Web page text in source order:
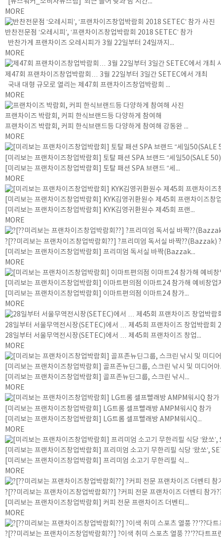
MORE
반찬전문점 ‘오레시피’, ‘프랜차이즈창업박람회 2018 SETEC’ 참가
반찬가게 프랜차이즈 오레시피가 3월 22일부터 24일까지...
MORE
제47회 프랜차이즈창업박람회… 3월 22일부터 3일간 SETEC에서 개최
국내 대형 규모로 열리는 제47회 프랜차이즈창업박람회 ...
MORE
프랜차이즈 박람회, 커피 한식브랜드등 다양하게 참여해
프랜차이즈 박람회, 커피 한식브랜드등 다양하게 참여해 강동완 ...
MORE
[미리보는 프랜차이즈창업박람회] 토탈 패션 SPA 브랜드 “세일50(SALE
[미리보는 프랜차이즈창업박람회] 토탈 패션 SPA 브랜드 “세...
MORE
[미리보는 프랜차이즈창업박람회] KYK김영귀환원수 제45회 프랜차이즈창
[미리보는 프랜차이즈창업박람회] KYK김영귀환원수 제45회 프랜...
MORE
?[??미리보는 프랜차이즈창업박람회??] ?프리미엄 독서실 바짝??(Bazzak)
[미리보는 프랜차이즈창업박람회] 프리미엄 독서실 바짝(Bazzak...
MORE
[미리보는 프랜차이즈창업박람회] 이마트편의점 이마트24 참가해 예비창업
[미리보는 프랜차이즈창업박람회] 이마트편의점 이마트24 참가...
MORE
28일부터 서울무역전시장(SETEC)에서 … 제45회 프랜차이즈 창업박람회
28일부터 서울무역전시장(SETEC)에서 … 제45회 프랜차이즈 창업...
MORE
[미리보는 프랜차이즈창업박람회] 골프존뉴딘그룹, 스크린 낚시 및 미디어
[미리보는 프랜차이즈창업박람회] 골프존뉴딘그룹, 스크린 낚시...
MORE
[미리보는 프랜차이즈창업박람회] LG트롬 셀프빨래방 AMPM워시Q 참가
[미리보는 프랜차이즈창업박람회] LG트롬 셀프빨래방 AMPM워시Q...
MORE
[미리보는 프랜차이즈창업박람회] 프리미엄 소고기 무한리필 식당 ‘왔쏘’,
[미리보는 프랜차이즈창업박람회] 프리미엄 소고기 무한리필 식...
MORE
?[??미리보는 프랜차이즈창업박람회??] ?커피 전문 프랜차이즈 더벤티 참가
[미리보는 프랜차이즈창업박람회] 커피 전문 프랜차이즈 더벤티...
MORE
?[??미리보는 프랜차이즈창업박람회??] ?이색 취미 스포츠 열풍 ??'??다트프